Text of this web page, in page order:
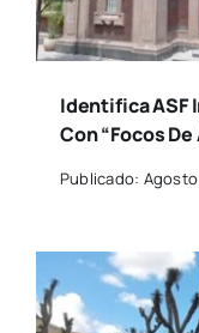
Identifica ASF
Con “focos De
Publicado: